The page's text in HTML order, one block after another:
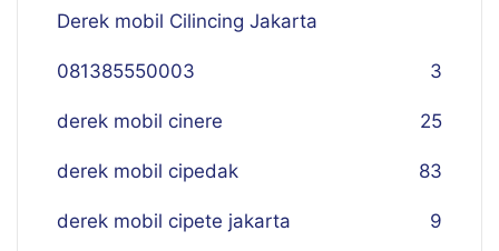
Derek mobil Cilincing Jakarta
081385550003 3
derek mobil cinere 25
derek mobil cipedak 83
derek mobil cipete jakarta 9